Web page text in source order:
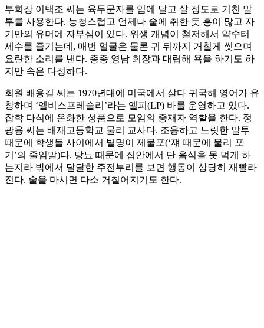
부회장 이택조 씨는 육두문자를 입에 달고 살 정도로 거친 말
투를 사용한다. 능청스럽고 언제나 술에 취한 듯 흥이 많고 자
기만의 유머에 자부심이 있다. 위생 개념이 철저해서 약수터
세수를 즐기는데, 매번 얼굴은 물론 귀 뒤까지 거칠게 씻으며
요란한 소리를 낸다. 종종 영남 회장과 대립해 욕을 하기도 하
지만 속은 다정하다.
회원 배용길 씨는 1970년대에 미국에서 살다 귀국해 영어가 유
창하며 ‘엘비스프레슬리’라는 엘피(LP) 바를 운영하고 있다.
잡학 다식에 온화한 성품으로 모임의 중재자 역할을 한다. 정
광용 씨는 배재고등학교 물리 교사다. 조용하고 느릿한 말투
때문에 학생들 사이에서 별명이 제물포(‘쟤 때문에 물리 포
기’의 줄임말)다. 당뇨 때문에 집안에서 단 음식을 못 먹게 하
는지라 밖에서 달달한 주전부리를 보면 행동이 상당히 재빨라
진다. 술을 마시면 다소 거칠어지기도 한다.